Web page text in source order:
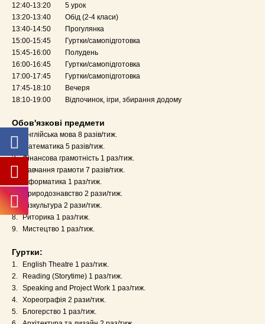
12:40-13:20
5 урок
13:20-13:40
Обід (2-4 класи)
13:40-14:50
Прогулянка
15:00-15:45
Гуртки/самопідготовка
15:45-16:00
Полудень
16:00-16:45
Гуртки/самопідготовка
17:00-17:45
Гуртки/самопідготовка
17:45-18:10
Вечеря
18:10-19:00
Відпочинок, ігри, збирання додому
Обов'язкові предмети
1.
Англійська мова 8 разів/тиж.
2.
Математика 5 разів/тиж.
3. Фінансова грамотність 1 раз/тиж.
Навчання грамоти 7 разів/тиж.
Інформатика 1 раз/тиж.
6.
Природознавство 2 рази/тиж.
7.
Фізкультура 2 рази/тиж.
8. Риторика 1 раз/тиж.
9.
Мистецтво 1 раз/тиж.
Гуртки:
1.
English Theatre 1 раз/тиж.
2.
Reading (Storytime) 1 раз/тиж.
3. Speaking and Project Work 1 раз/тиж.
4. Хореографія 2 рази/тиж.
5.
Блогерство 1 раз/тиж.